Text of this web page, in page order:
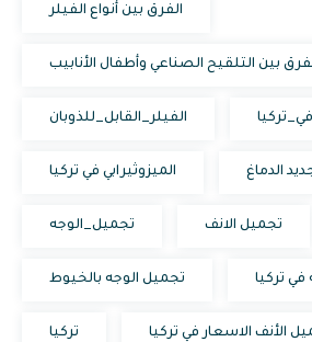
الفرق بين أنواع الفيلر
بين التلقيح الصناعي وأطفال الأنابيب
الفيلر_القابل_للذوبان
الميزوثيرابي في تركيا الدماغ
تجميل_الوجه تجميل الانف
تجميل الوجه بالخيوط تركيا
تركيا الأنف الاسعار في تركيا